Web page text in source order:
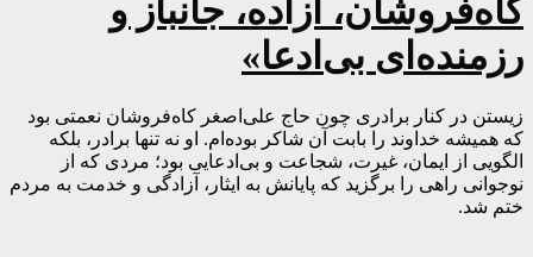
کاه‌فروشان، آزاده، جانباز و
رزمنده‌ای بی‌ادعا»
زیستن در کنار برادری چون حاج علی‌اصغر کاه‌فروشان نعمتی بود
که همیشه خداوند را بابت آن شاکر بوده‌ام. او نه تنها برادر، بلکه
الگویی از ایمان، غیرت، شجاعت و بی‌ادعایی بود؛ مردی که از
نوجوانی راهی را برگزید که پایانش به ایثار، آزادگی و خدمت به مردم
ختم شد.